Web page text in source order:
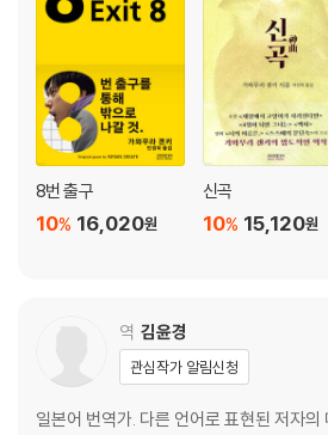
8번 출구
16,020원
10%
신곡
15,120원
10%
역 김윤경
관심작가 알림신청
일본어 번역가. 다른 언어로 표현된 저자의